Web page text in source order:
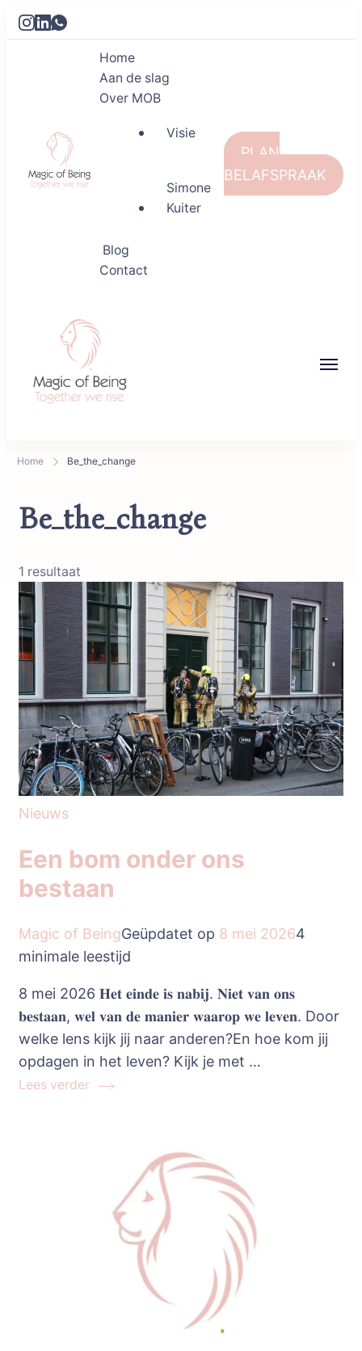
Magic of Being
Home
Aan de slag
Over MOB
Visie
Simone
Kuiter
Blog
Contact
PLAN
BELAFSPRAAK
Home Be_the_change
Be_the_change
1 resultaat
Nieuws
Een bom onder ons
bestaan
Magic of BeingGeüpdatet op 8 mei 20264
minimale leestijd
8 mei 2026 𝐇𝐞𝐭 𝐞𝐢𝐧𝐝𝐞 𝐢𝐬 𝐧𝐚𝐛𝐢𝐣. 𝐍𝐢𝐞𝐭 𝐯𝐚𝐧 𝐨𝐧𝐬
𝐛𝐞𝐬𝐭𝐚𝐚𝐧, 𝐰𝐞𝐥 𝐯𝐚𝐧 𝐝𝐞 𝐦𝐚𝐧𝐢𝐞𝐫 𝐰𝐚𝐚𝐫𝐨𝐩 𝐰𝐞 𝐥𝐞𝐯𝐞𝐧. Door
welke lens kijk jij naar anderen?En hoe kom jij
opdagen in het leven? Kijk je met …
Lees verder